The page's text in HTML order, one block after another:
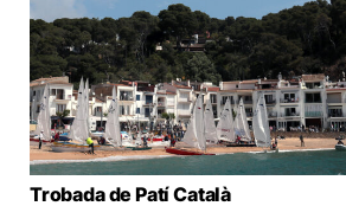
Trobada de Patí Català